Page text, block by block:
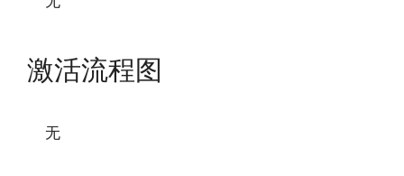
激活流程图
无